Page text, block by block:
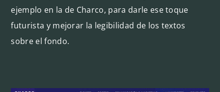
ejemplo en la de Charco, para darle ese toque
futurista y mejorar la legibilidad de los textos
sobre el fondo.